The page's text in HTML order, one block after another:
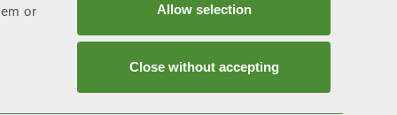
or
Allow selection
Close without accepting